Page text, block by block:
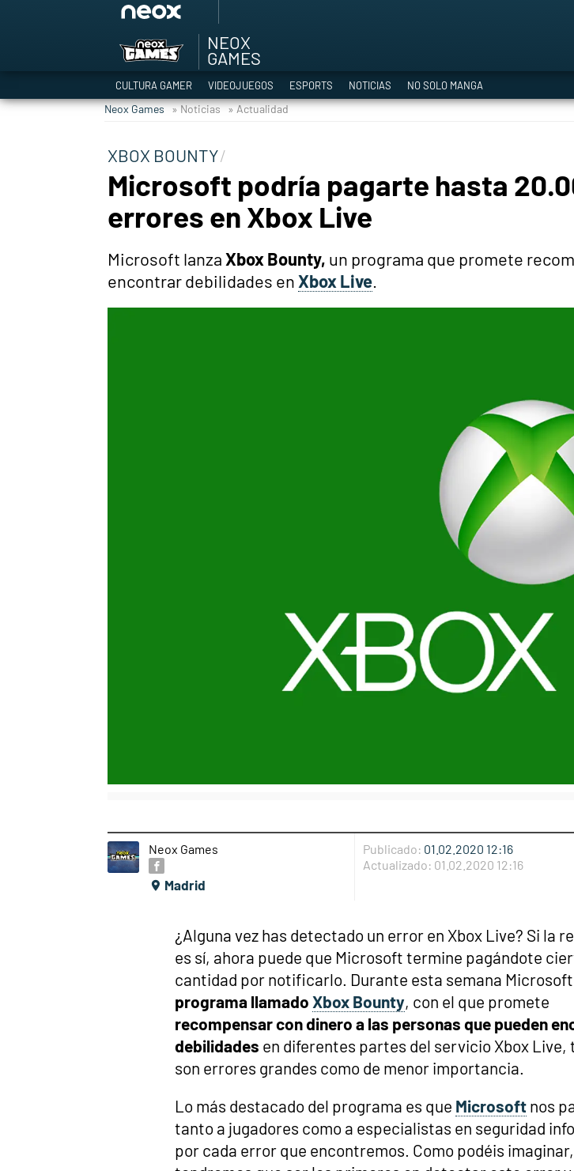
TGA Tercera gala
Super Mario cafetería oficial
Asia peculiar tradición
NEOX
GAMES
CULTURA GAMER VIDEOJUEGOS ESPORTS NOTICIAS NO SOLO MANGA
Neox Games » Noticias » Actualidad
XBOX BOUNTY
Microsoft podría pagarte hasta
errores en Xbox Live
Microsoft lanzaXbox Bounty, un programa que promete
encontrar debilidades enXbox Live
Neox Games
Madrid
Publicado: 01.02.2020 12:16
Actualizado: 01.02.2020 12:16
¿Alguna vez has detectado un error en Xbox Live? Si la
es sí, ahora puede que Microsoft termine pagándote
cantidad por notificarlo. Durante esta semana
programa llamado Xbox Bounty, con el que promete
recompensar con dinero a las personas que pueden
debilidades en diferentes partes del servicio Xbox Live,
son errores grandes como de menor importancia.
Lo más destacado del programa es que Microsoft nos
tanto a jugadores como a especialistas en seguridad
por cada error que encontremos. Como podéis imaginar,